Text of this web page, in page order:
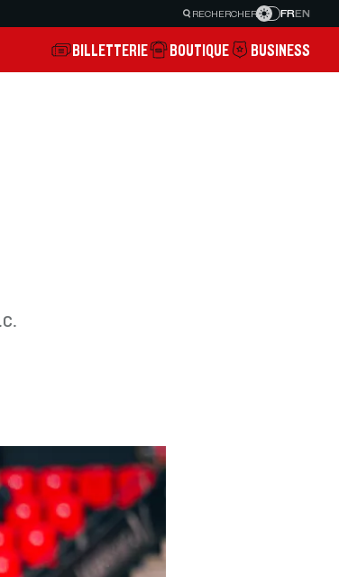
RECHERCHER FREN
BILLETTERIE BOUTIQUE BUSINESS